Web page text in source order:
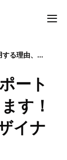
伝えします！SNS事業会社内定デザイナー
ート
す！
イナ